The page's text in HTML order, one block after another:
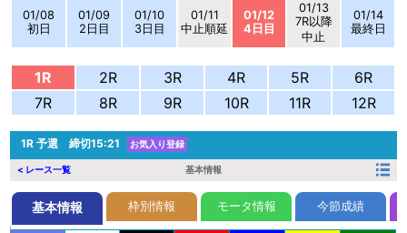
01/08
初日
01/09
2日目
01/10
3日目
01/11
中止順延
01/12
4日目
01/13
7R以降
中止
01/14
最終日
1R 2R 3R 4R 5R
6R
7R
8R 9R 10R 11R 12R
1R予選 締切15:21 お気入り登録
< レース一覧 基本情報
基本情報 枠別情報 モータ情報 今節成績